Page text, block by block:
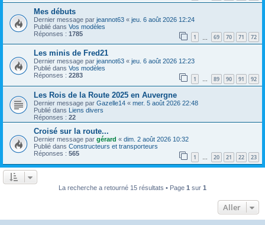
Mes débuts
Dernier message par jeannot63 « jeu. 6 août 2026 12:24
Publié dans Vos modèles
Réponses : 1785 1 69 70 71 72
Les minis de Fred21
Dernier message par jeannot63 « jeu. 6 août 2026 12:23
Publié dans Vos modèles
Réponses : 2283 1 … 89 90 91 92
Les Rois de la Route 2025 en Auvergne
Dernier message par Gazelle14 « mer. 5 août 2026 22:48
Publié dans Liens divers
Réponses : 22
Croisé sur la route...
Dernier message par gérard « dim. 2 août 2026 10:32
Publié dans Constructeurs et transporteurs
Réponses : 565 1 … 20 21 22 23
La recherche a retourné 15 résultats • Page 1 sur 1
Aller